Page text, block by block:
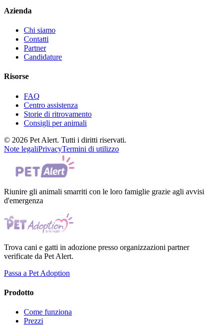
Azienda
Chi siamo
Contatti
Partner
Candidature
Risorse
FAQ
Centro assistenza
Storie di ritrovamento
Consigli per animali
© 2026 Pet Alert. Tutti i diritti riservati.
Note legaliPrivacyTermini di utilizzo
Riunire gli animali smarriti con le loro famiglie grazie agli avvisi
d'emergenza
Trova cani e gatti in adozione presso organizzazioni partner
verificate da Pet Alert.
Passa a Pet Adoption
Prodotto
Come funziona
Prezzi